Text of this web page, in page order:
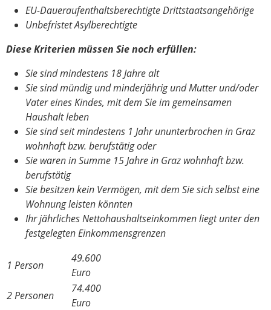
EU-Daueraufenthaltsberechtigte Drittstaatsangehörige
Unbefristet Asylberechtigte
Diese Kriterien müssen Sie noch erfüllen:
Sie sind mindestens 18 Jahre alt
Sie sind mündig und minderjährig und Mutter und/oder
Vater eines Kindes, mit dem Sie im gemeinsamen
Haushalt leben
Sie sind seit mindestens 1 Jahr ununterbrochen in Graz
wohnhaft bzw. berufstätig oder
Sie waren in Summe 15 Jahre in Graz wohnhaft bzw.
berufstätig
Sie besitzen kein Vermögen, mit dem Sie sich selbst eine
Wohnung leisten könnten
Ihr jährliches Nettohaushaltseinkommen liegt unter den
festgelegten Einkommensgrenzen
1 Person
49.600
Euro
2 Personen
74.400
Euro